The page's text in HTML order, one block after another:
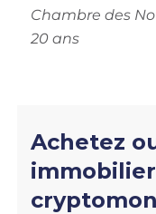
Chambre des
20 ans
Achetez